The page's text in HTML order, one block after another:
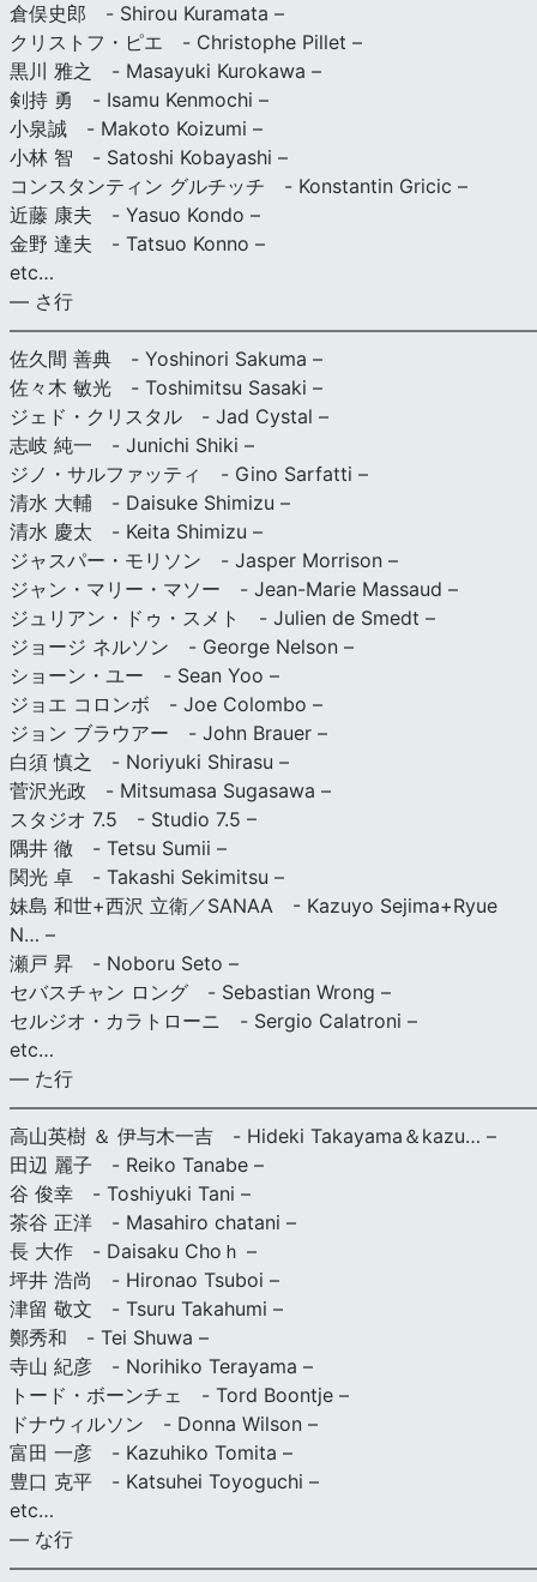
倉俣史郎 - Shirou Kuramata –
クリストフ・ピエ - Christophe Pillet –
黒川 雅之 - Masayuki Kurokawa –
剣持 勇 - Isamu Kenmochi –
小泉誠 - Makoto Koizumi –
小林 智 - Satoshi Kobayashi –
コンスタンティン グルチッチ - Konstantin Gricic –
近藤 康夫 - Yasuo Kondo –
金野 達夫 - Tatsuo Konno –
etc…
— さ行
佐久間 善典 - Yoshinori Sakuma –
佐々木 敏光 - Toshimitsu Sasaki –
ジェド・クリスタル - Jad Cystal –
志岐 純一 - Junichi Shiki –
ジノ・サルファッティ - Gino Sarfatti –
清水 大輔 - Daisuke Shimizu –
清水 慶太 - Keita Shimizu –
ジャスパー・モリソン - Jasper Morrison –
ジャン・マリー・マソー - Jean-Marie Massaud –
ジュリアン・ドゥ・スメト - Julien de Smedt –
ジョージ ネルソン - George Nelson –
ショーン・ユー - Sean Yoo –
ジョエ コロンボ - Joe Colombo –
ジョン ブラウアー - John Brauer –
白須 慎之 - Noriyuki Shirasu –
菅沢光政 - Mitsumasa Sugasawa –
スタジオ 7.5 - Studio 7.5 –
隅井 徹 - Tetsu Sumii –
関光 卓 - Takashi Sekimitsu –
妹島 和世+西沢 立衛／SANAA - Kazuyo Sejima+Ryue
N… –
瀬戸 昇 - Noboru Seto –
セバスチャン ロング - Sebastian Wrong –
セルジオ・カラトローニ - Sergio Calatroni –
etc…
— た行
高山英樹 ＆ 伊与木一吉 - Hideki Takayama＆kazu… –
田辺 麗子 - Reiko Tanabe –
谷 俊幸 - Toshiyuki Tani –
茶谷 正洋 - Masahiro chatani –
長 大作 - Daisaku Choｈ –
坪井 浩尚 - Hironao Tsuboi –
津留 敬文 - Tsuru Takahumi –
鄭秀和 - Tei Shuwa –
寺山 紀彦 - Norihiko Terayama –
トード・ボーンチェ - Tord Boontje –
ドナウィルソン - Donna Wilson –
富田 一彦 - Kazuhiko Tomita –
豊口 克平 - Katsuhei Toyoguchi –
etc…
— な行